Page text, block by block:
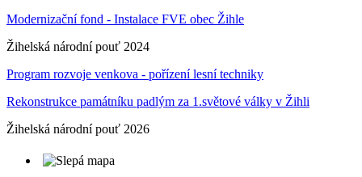
Modernizační fond - Instalace FVE obec Žihle
Žihelská národní pouť 2024
Program rozvoje venkova - pořízení lesní techniky
Rekonstrukce památníku padlým za 1.světové války v Žihli
Žihelská národní pouť 2026